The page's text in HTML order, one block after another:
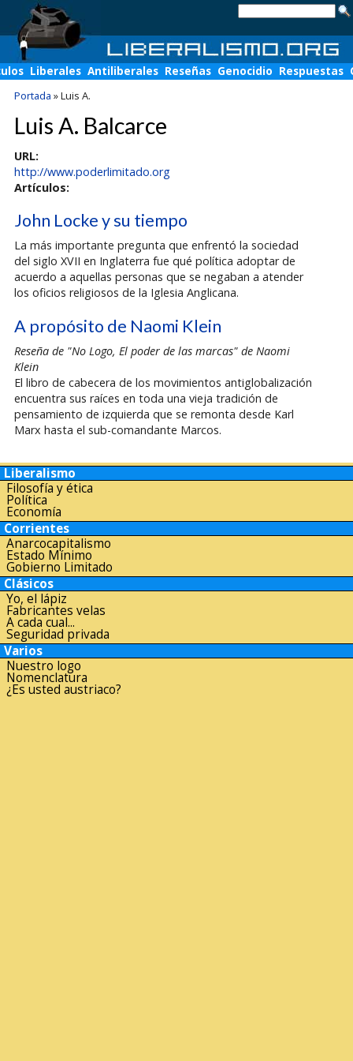
Liberales Antiliberales Reseñas Genocidio Respuestas
Portada »Luis A.
Luis A. Balcarce
URL:
http://www.poderlimitado.org
Artículos:
John Locke y su tiempo
La más importante pregunta que enfrentó la sociedad
del siglo XVII en Inglaterra fue qué política adoptar de
acuerdo a aquellas personas que se negaban a atender
los oficios religiosos de la Iglesia Anglicana.
A propósito de Naomi Klein
Reseña de "No Logo, El poder de las marcas" de Naomi
Klein
El libro de cabecera de los movimientos antiglobalización
encuentra sus raíces en toda una vieja tradición de
pensamiento de izquierda que se remonta desde Karl
Marx hasta el sub-comandante Marcos.
Liberalismo
Filosofía y ética
Política
Economía
Corrientes
Anarcocapitalismo
Estado Mínimo
Gobierno Limitado
Clásicos
Yo, el lápiz
Fabricantes velas
A cada cual...
Seguridad privada
Varios
Nuestro logo
Nomenclatura
¿Es usted austriaco?